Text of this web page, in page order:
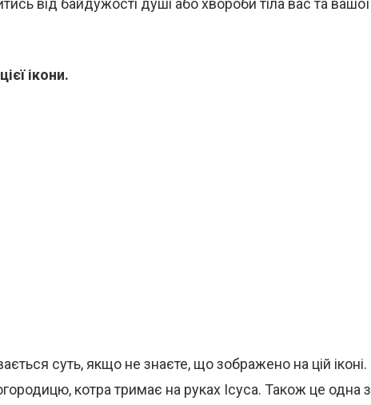
від байдужості душі або хвороби тіла вас та вашої
ікони.
суть, якщо не знаєте, що зображено на цій іконі.
котра тримає на руках Ісуса. Також це одна з